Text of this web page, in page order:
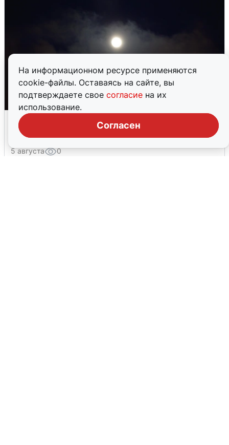
На информационном ресурсе применяются
cookie-файлы. Оставаясь на сайте, вы
подтверждаете свое согласие на их
использование.
Согласен
Взрывы в Воронеже после сигнала
тревоги
5 августа 0